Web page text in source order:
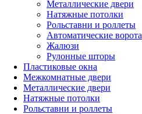
Металлические двери
Натяжные потолки
Рольставни и роллеты
Автоматические ворота
Жалюзи
Рулонные шторы
Пластиковые окна
Межкомнатные двери
Металлические двери
Натяжные потолки
Рольставни и роллеты